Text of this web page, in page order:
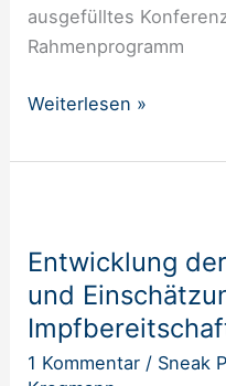
ausgefülltes
Rahmenprogramm
Weiterlesen »
Entwicklung
und
1 Kommentar / Sneak
Corona-
Warn-
App
und
Einschätzungen